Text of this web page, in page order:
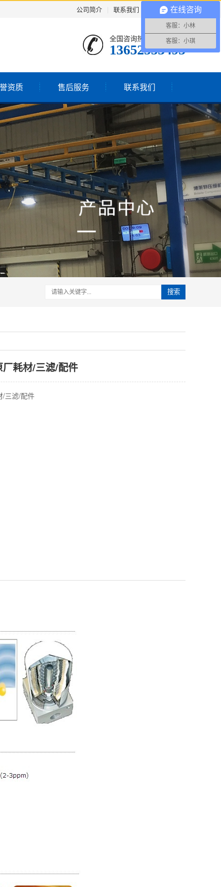
公司简介 联系我们 XML地图
全国咨询热线：
13652553495
资质 售后服务 联系我们
搜索
耗材/三滤/配件
/三滤/配件
在线咨询
客服：小林
客服：小琪